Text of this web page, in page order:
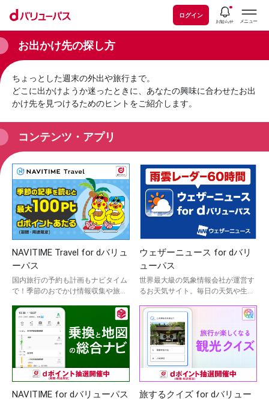
ログイン
お出かけ先の探し方
ちょっとした週末の外出や旅行まで。
どこに出かけようか迷ったときに、あなたの興味に合わせたお出
かけ先を見つけるためのヒントをご紹介します。
コンテンツ・アプリ
NAVITIME Travel for dバリュ
ーパス
国内旅行の予約も計画もナビタイム
で！季節のおでかけ情報収集や旅行
ができるサービス。
ウェザーニュース for dバリ
ューパス
世界最大級の気象情報会社が運営す
るお天気サイト。毎日の天気や生活
名が24時間更新中。
NAVITIME for dバリューパス
旅するクイズ for dバリュー